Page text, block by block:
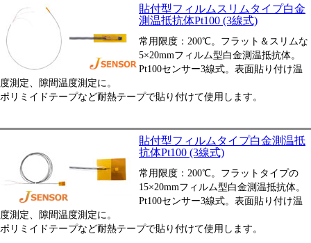
貼付型フィルムスリムタイプ白金
測温抵抗体Pt100 (3線式)
常用限度：200℃。フラット＆スリムな
5×20mmフィルム型白金測温抵抗体。
Pt100センサー3線式。表面貼り付け温
度測定、隙間温度測定に。
ポリミイドテープなど耐熱テープで貼り付けて使用します。
貼付型フィルムタイプ白金測温抵
抗体Pt100 (3線式)
常用限度：200℃。フラットタイプの
15×20mmフィルム型白金測温抵抗体。
Pt100センサー3線式。表面貼り付け温
度測定、隙間温度測定に。
ポリミイドテープなど耐熱テープで貼り付けて使用します。